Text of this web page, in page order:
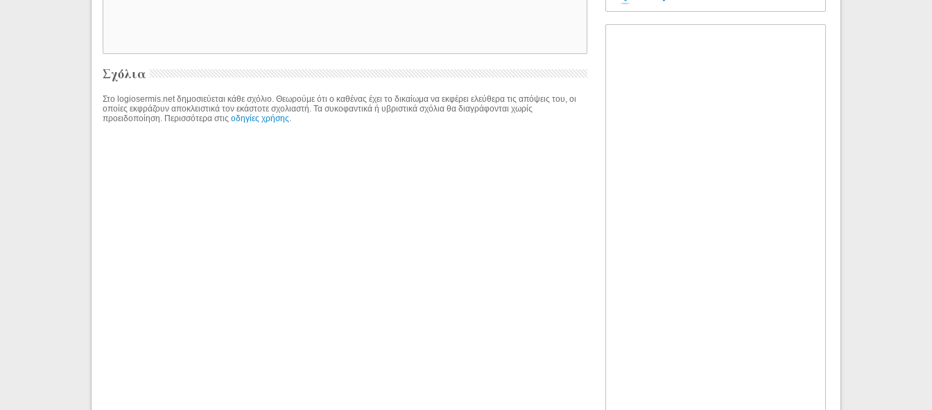
Σχόλια
Στο logiosermis.net δημοσιεύεται κάθε σχόλιο. Θεωρούμε ότι ο καθένας έχει το δικαίωμα να εκφέρει ελεύθερα τις απόψεις του, οι
οποίες εκφράζουν αποκλειστικά τον εκάστοτε σχολιαστή. Τα συκοφαντικά ή υβριστικά σχόλια θα διαγράφονται χωρίς
προειδοποίηση. Περισσότερα στιςοδηγίες χρήσης